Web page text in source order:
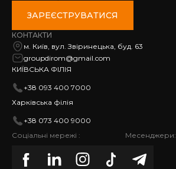
ЗАРЕЄСТРУВАТИСЯ
КОНТАКТИ
м. Київ, вул. Звіринецька, буд. 63
groupdirom@gmail.com
КИЇВСЬКА ФІЛІЯ
+38 093 400 7000
Харківська філія
+38 073 400 9000
Соціальні мережі :
Месенджери: